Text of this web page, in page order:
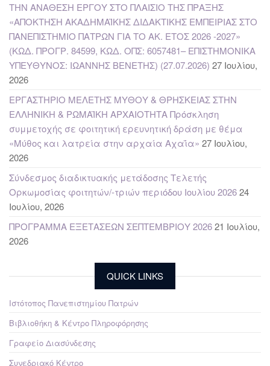
ΤΗΝ ΑΝΑΘΕΣΗ ΕΡΓΟΥ ΣΤΟ ΠΛΑΙΣΙΟ ΤΗΣ ΠΡΑΞΗΣ
«ΑΠΟΚΤΗΣΗ ΑΚΑΔΗΜΑΪΚΗΣ ΔΙΔΑΚΤΙΚΗΣ ΕΜΠΕΙΡΙΑΣ ΣΤΟ
ΠΑΝΕΠΙΣΤΗΜΙΟ ΠΑΤΡΩΝ ΓΙΑ ΤΟ ΑΚ. ΕΤΟΣ 2026 -2027»
(ΚΩΔ. ΠΡΟΓΡ. 84599, ΚΩΔ. ΟΠΣ: 6057481– ΕΠΙΣΤΗΜΟΝΙΚΑ
ΥΠΕΥΘΥΝΟΣ: ΙΩΑΝΝΗΣ ΒΕΝΕΤΗΣ) (27.07.2026) 27 Ιουλίου,
2026
ΕΡΓΑΣΤΗΡΙΟ ΜΕΛΕΤΗΣ ΜΥΘΟΥ & ΘΡΗΣΚΕΙΑΣ ΣΤΗΝ
ΕΛΛΗΝΙΚΗ & ΡΩΜΑΪΚΗ ΑΡΧΑΙΟΤΗΤΑ Πρόσκληση
συμμετοχής σε φοιτητική ερευνητική δράση με θέμα
«Μύθος και λατρεία στην αρχαία Αχαΐα» 27 Ιουλίου,
2026
Σύνδεσμος διαδικτυακής μετάδοσης Τελετής
Ορκωμοσίας φοιτητών/-τριών περιόδου Ιουλίου 202624
Ιουλίου, 2026
ΠΡΟΓΡΑΜΜΑ ΕΞΕΤΑΣΕΩΝ ΣΕΠΤΕΜΒΡΙΟΥ 202621 Ιουλίου,
2026
QUICK LINKS
Ιστότοπος Πανεπιστημίου Πατρών
Βιβλιοθήκη & Κέντρο Πληροφόρησης
Γραφείο Διασύνδεσης
Συνεδριακό Κέντρο